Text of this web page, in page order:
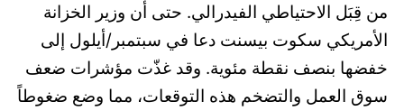
من قِبَل الاحتياطي الفيدرالي. حتى أن وزير الخزانة
الأمريكي سكوت بيسنت دعا في سبتمبر/أيلول إلى
خفضها بنصف نقطة مئوية. وقد غذّت مؤشرات ضعف
سوق العمل والتضخم هذه التوقعات، مما وضع ضغوطاً